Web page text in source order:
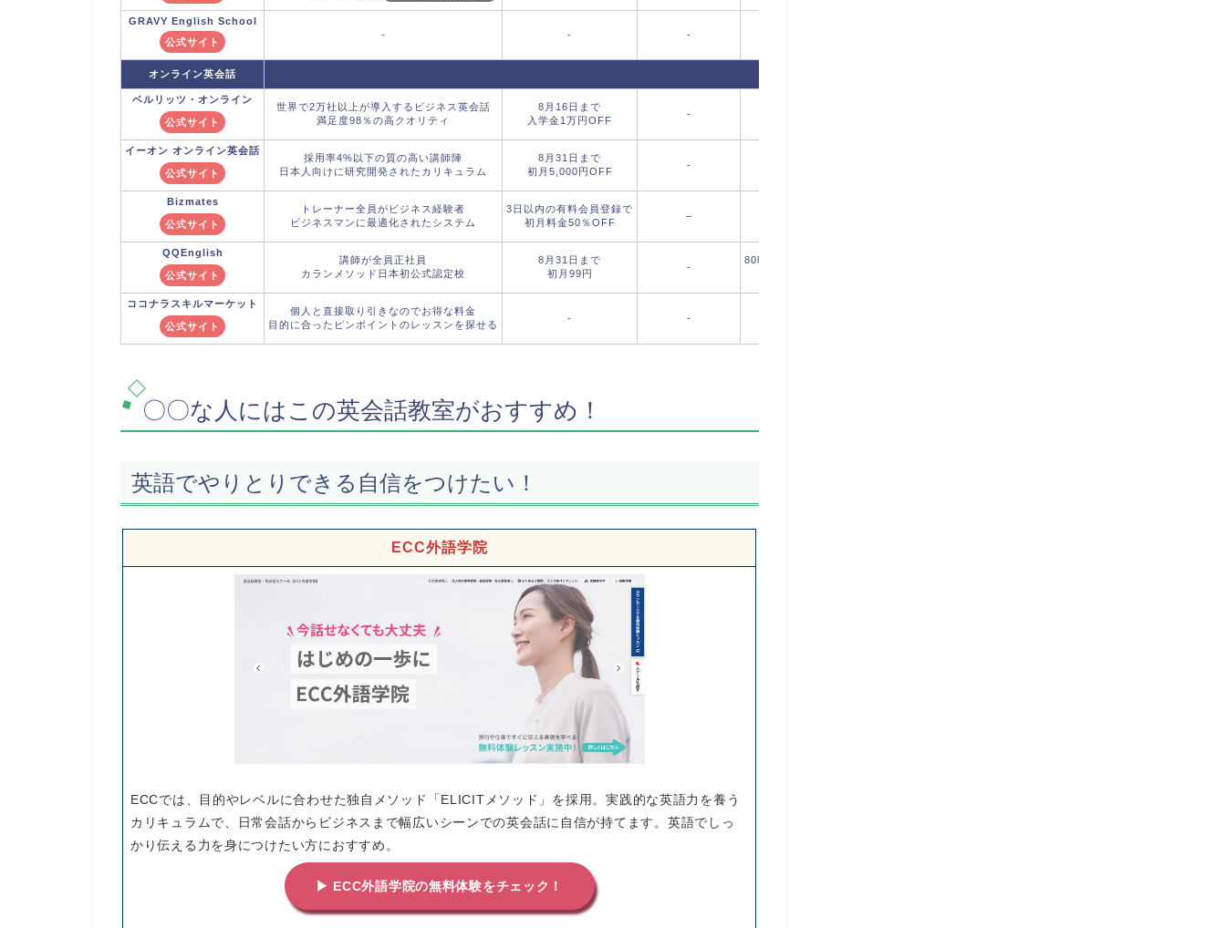
GRAVY English School
公式サイト
- - -
オンライン英会話
ベルリッツ ・オンライン
公式サイト
世界で2万社以上が導入するビジネス英会話
満足度98％の高クオリティ
8月16日まで
入学金1万円OFF
-
イーオン オンライン英会話
公式サイト
採用率4%以下の質の高い講師陣
日本人向けに研究開発されたカリキュラム
8月31日まで
初月5,000円OFF
-
Bizmates
公式サイト
トレーナー全員がビジネス経験者
ビジネスマンに最適化されたシステム
3日以内の有料会員登録で
初月料金50％OFF
–
QQEnglish
公式サイト
講師が全員正社員
カランメソッド日本初公式認定校
8月31日まで
初月99円
-
80時間受講後、効果を実感できなかったら
ココナラ スキルマーケット
公式サイト
個人と直接取り引きなのでお得な料金
目的に合ったピンポイントのレッスンを探せる
- -
〇〇な人にはこの英会話教室がおすすめ！
英語でやりとりできる自信をつけたい！
ECC外語学院
ECCでは、目的やレベルに合わせた独自メソッド「ELICITメソッド」を採用。実践的な英語力を養う
カリキュラムで、日常会話からビジネスまで幅広いシーンでの英会話に自信が持てます。英語でしっ
かり伝える力を身につけたい方におすすめ。
▶ ECC外語学院の無料体験をチェック！